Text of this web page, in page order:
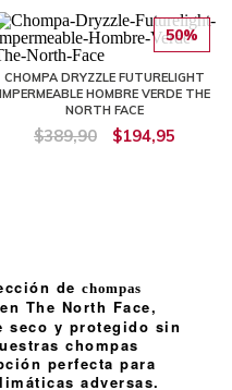
50%
CHOMPA DRYZZLE FUTURELIGHT
IMPERMEABLE HOMBRE VERDE THE
NORTH FACE
$389,90 $194,95
dechompas
en The North Face,
seco y protegido sin
chompas
perfecta para
adversas.